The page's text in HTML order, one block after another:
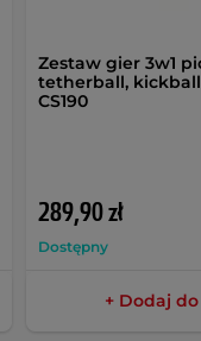
Zestaw gier 3w1
tetherball, kickball
CS190
289,90 zł
Dostępny
+ Dodaj